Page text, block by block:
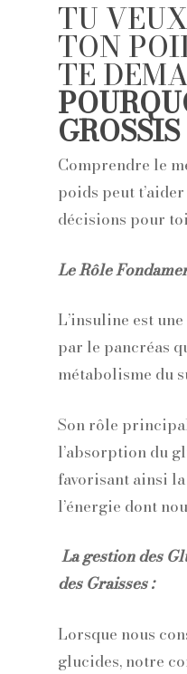
TU
TON
TE
Comprendre le
poids peut
décisions pour
Le Rôle
L’insuline est
par le pancréas
métabolisme du
Son rôle
l’absorption du
favorisant ainsi
l’énergie dont
La gestion des
des Graisses :
Lorsque nous
glucides, notre